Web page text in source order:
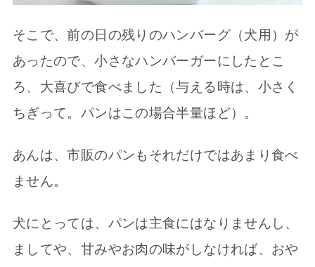
そこで、前の日の残りのハンバーグ（犬用）が
あったので、小さなハンバーガーにしたとこ
ろ、大喜びで食べました（与える時は、小さく
ちぎって。パンはこの場合半量ほど）。
あんは、市販のパンもそれだけではあまり食べ
ません。
犬にとっては、パンは主食にはなりませんし、
ましてや、甘みやお肉の味がしなければ、おや